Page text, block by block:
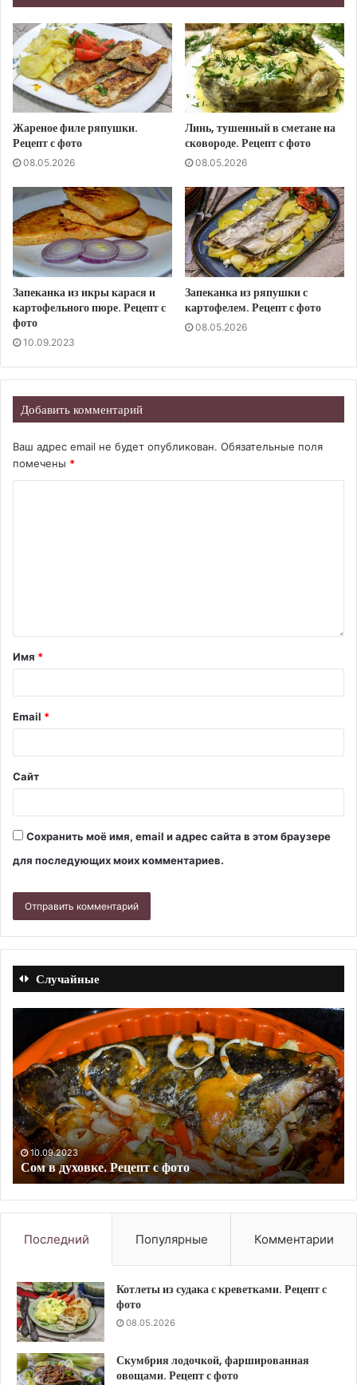
Жареное филе ряпушки.
Рецепт с фото
08.05.2026
Линь, тушенный в сметане на
сковороде. Рецепт с фото
08.05.2026
Запеканка из икры карася и
картофельного пюре. Рецепт с
фото
10.09.2023
Запеканка из ряпушки с
картофелем. Рецепт с фото
08.05.2026
Добавить комментарий
Ваш адрес email не будет опубликован. Обязательные поля
помечены *
Имя *
Email *
Сайт
Сохранить моё имя, email и адрес сайта в этом браузере
для последующих моих комментариев.
Случайные
гороховый
со
свининой.
Рецепт
с
фото
24.04.2024
Суп гороховый со свининой. Рецепт с фото
с
и
Последний Популярные Комментарии
Котлеты из судака с креветками. Рецепт с
фото
08.05.2026
Скумбрия лодочкой, фаршированная
овощами. Рецепт с фото